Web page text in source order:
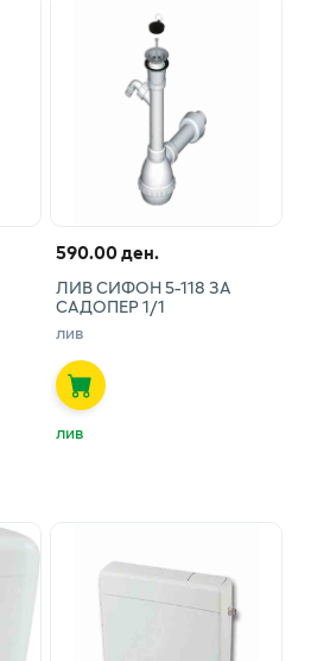
590.00 ден.
ЛИВ СИФОН 5-118 ЗА
САДОПЕР 1/1
лив
лив